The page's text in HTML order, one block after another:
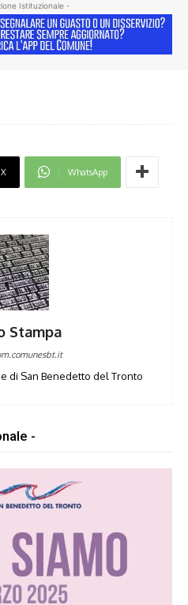
Istituzionale -
X WhatsApp
Stampa
di San Benedetto del Tronto
-